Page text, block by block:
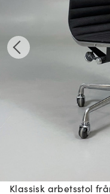
Klassisk arbetsstol